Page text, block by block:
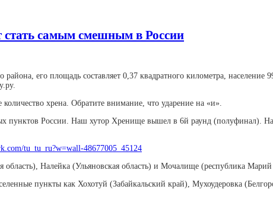
стать самым смешным в России
его площадь составляет 0,37 квадратного километра, население
хрена. Обратите внимание, что ударение на «и».
пунктов России. Наш хутор Хренище вышел в 6й раунд (полуфинал).
tu_tu_ru?w=wall-48677005_45124
Налейка (Ульяновская область) и Мочалище (республика Марий
пункты как Хохотуй (Забайкальский край), Мухоудеровка